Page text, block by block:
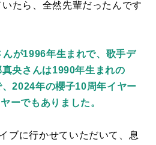
たら、全然先輩だったんです
が1996年生まれで、歌手デ
央さんは1990年生まれの
2024年の櫻子10周年イヤー
ーでもありました。
ブに行かせていただいて、息